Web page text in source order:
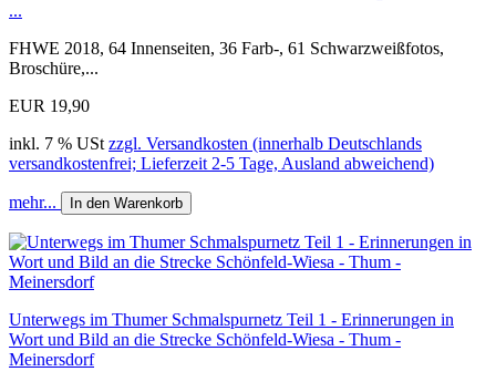
...
FHWE 2018, 64 Innenseiten, 36 Farb-, 61 Schwarzweißfotos,
Broschüre,...
EUR 19,90
inkl. 7 % USt zzgl. Versandkosten (innerhalb Deutschlands
versandkostenfrei; Lieferzeit 2-5 Tage, Ausland abweichend)
mehr... In den Warenkorb
Unterwegs im Thumer Schmalspurnetz Teil 1 - Erinnerungen in
Wort und Bild an die Strecke Schönfeld-Wiesa - Thum -
Meinersdorf